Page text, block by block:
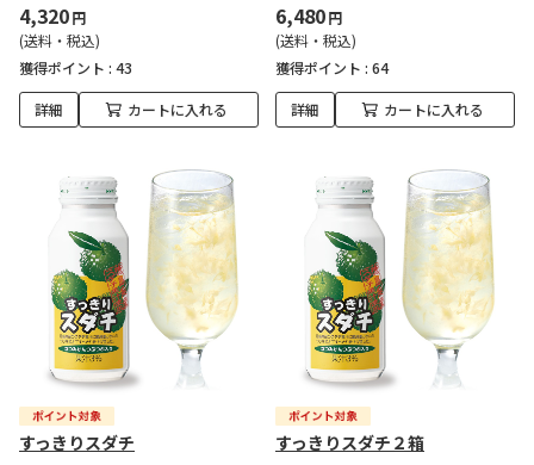
4,320円
(送料・税込)
獲得ポイント : 43
詳細 カートに入れる
6,480円
(送料・税込)
獲得ポイント : 64
詳細 カートに入れる
すっきりスダチ すっきりスダチ２箱